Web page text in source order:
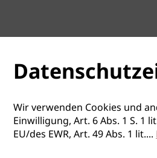
Wir verwenden Cookies und
Einwilligung, Art. 6 Abs. 1 S. 1
EU/des EWR, Art. 49 Abs. 1 lit....